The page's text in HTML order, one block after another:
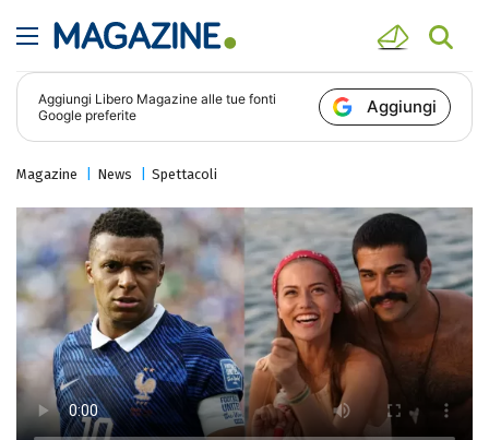
Aggiungi Libero Magazine alle tue fonti
Google preferite
Aggiungi
Magazine News Spettacoli